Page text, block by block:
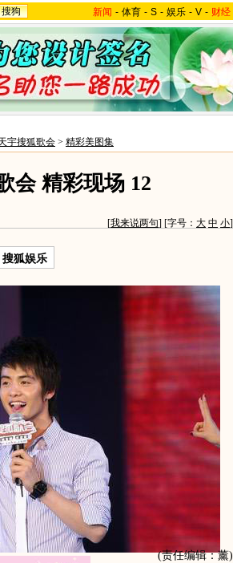
搜狗 新闻 - 体育 - S - 娱乐 - V - 财经
宇搜狐歌会 > 精彩美图集
会 精彩现场 12
[我来说两句] [字号： 大 中 小]
狐娱乐
(责任编辑：薰)